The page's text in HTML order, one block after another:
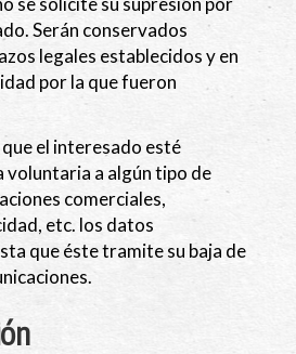
Serán conservados
legales establecidos y en
por la que fueron
que el interesado esté
a algún tipo de
comerciales,
etc. los datos
que éste tramite su baja de